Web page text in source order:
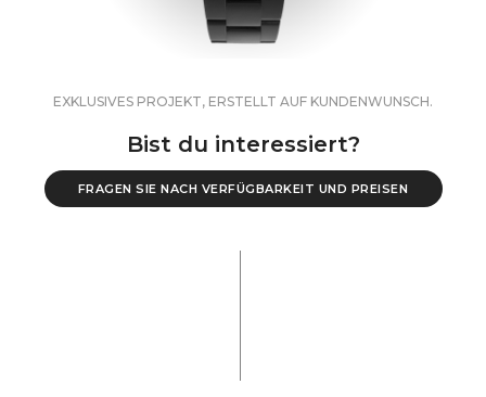
EXKLUSIVES PROJEKT, ERSTELLT AUF KUNDENWUNSCH.
Bist du interessiert?
FRAGEN SIE NACH VERFÜGBARKEIT UND PREISEN